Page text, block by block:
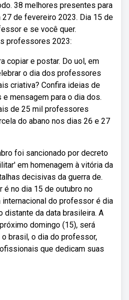
38 melhores presentes para
27 de fevereiro 2023. Dia 15 de
e se você quer.
professores 2023:
copiar e postar. Do uol, em
o dia dos professores
criativa? Confira ideias de
mensagem para o dia dos.
de 25 mil professores
do abano nos dias 26 e 27
foi sancionado por decreto
em homenagem à vitória da
decisivas da guerra de.
no dia 15 de outubro no
internacional do professor é dia
distante da data brasileira. A
domingo (15), será
brasil, o dia do professor,
que dedicam suas